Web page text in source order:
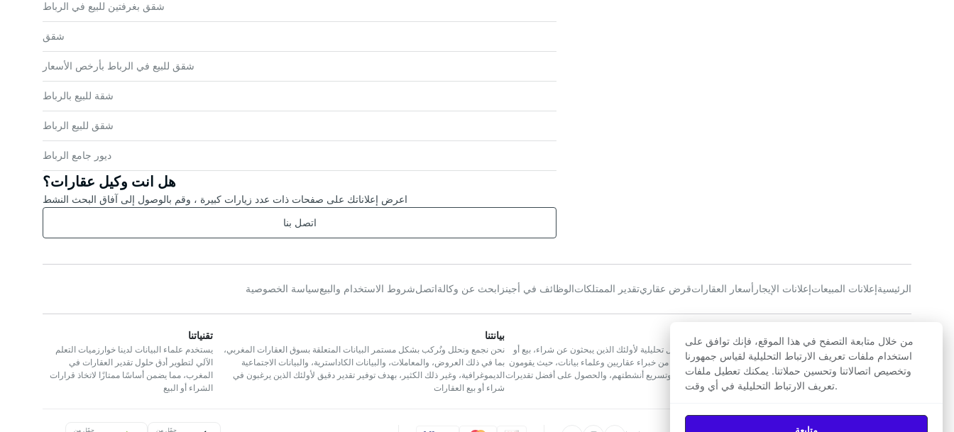
شقق بغرفتين للبيع في الرباط
شقق
شقق للبيع في الرباط بأرخص الأسعار
شقة للبيع بالرباط
شقق للبيع الرباط
ديور جامع الرباط
هل انت وكيل عقارات؟
اعرض إعلاناتك على صفحات ذات عدد زيارات كبيرة ، وقم بالوصول إلى آفاق البحث النشط
اتصل بنا
الرئيسيةإعلانات المبيعاتإعلانات الإيجار أسعار العقاراتقرض عقاريتقدير الممتلكاتالوظائف في أجينز ابحث عن وكالةاتصلشروط الاستخدام والبيعسياسة الخصوصية
عن الشركة
تسعى أجينز إلى جعل سوق العقارات المغربي أكثر شفافية وتقديم حلول تحليلية لأولئك الذين يبحثون عن شراء، بيع أو
الحصول على تقدير لأسعار العقارات. يتألف فريقنا المتميز في المغرب من خبراء عقاريين وعلماء بيانات، حيث يقومون
بتصميم أدوات مبتكرة تمكن عملائنا من اتخاذ قرارات عقارية مستنيرة، وتسريع أنشطتهم، والحصول على أفضل تقديرات
بيانتنا
نحن نجمع ونحلل ونُركب بشكل مستمر البيانات المتعلقة بسوق العقارات المغربي،
بما في ذلك العروض، والمعاملات، والبيانات الكاداسترية، والبيانات الاجتماعية
الديموغرافية، وغير ذلك الكثير، بهدف توفير تقدير دقيق لأولئك الذين يرغبون في
شراء أو بيع العقارات
تقنياتنا
يستخدم علماء البيانات لدينا خوارزميات التعلم
الآلي لتطوير أدق حلول تقدير العقارات في
المغرب، مما يضمن أساسًا ممتازًا لاتخاذ قرارات
الشراء أو البيع
حمّل من حمّل من
من خلال متابعة التصفح في هذا الموقع، فإنك توافق على
استخدام ملفات تعريف الارتباط التحليلية لقياس جمهورنا
وتخصيص اتصالاتنا وتحسين حملاتنا. يمكنك تعطيل ملفات
تعريف الارتباط التحليلية في أي وقت.